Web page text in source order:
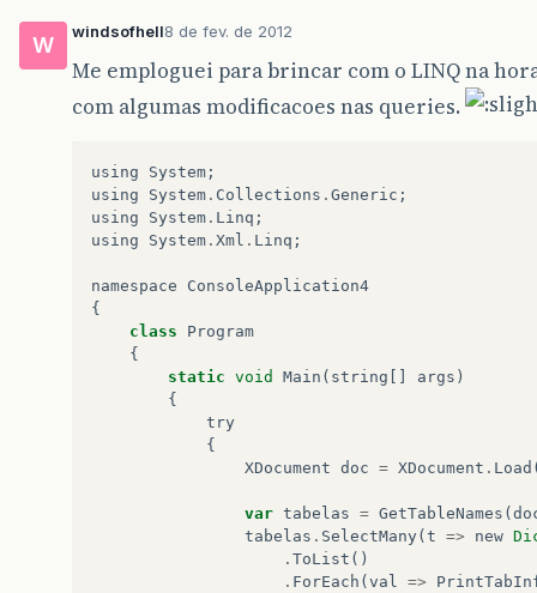
W
windsofhell8 de fev. de 2012
Me emploguei para brincar com o LINQ na
com algumas modificacoes nas queries.
using System ;
using
System . Collections . Generic ;
using
System . Linq ;
using
System . Xml . Linq ;
namespace
ConsoleApplication4
{
class
Program
{
static void Main ( string [] args )
{
try
{
XDocument doc = XDocument . Load
var tabelas = GetTableNames (
tabelas . SelectMany(t => new
. ToList ()
. ForEach (val =>